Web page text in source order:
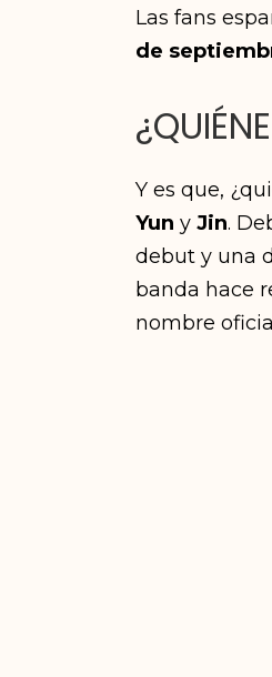
Las fans
de
Y es que,
Yun y Jin.
debut y una
banda hace
nombre